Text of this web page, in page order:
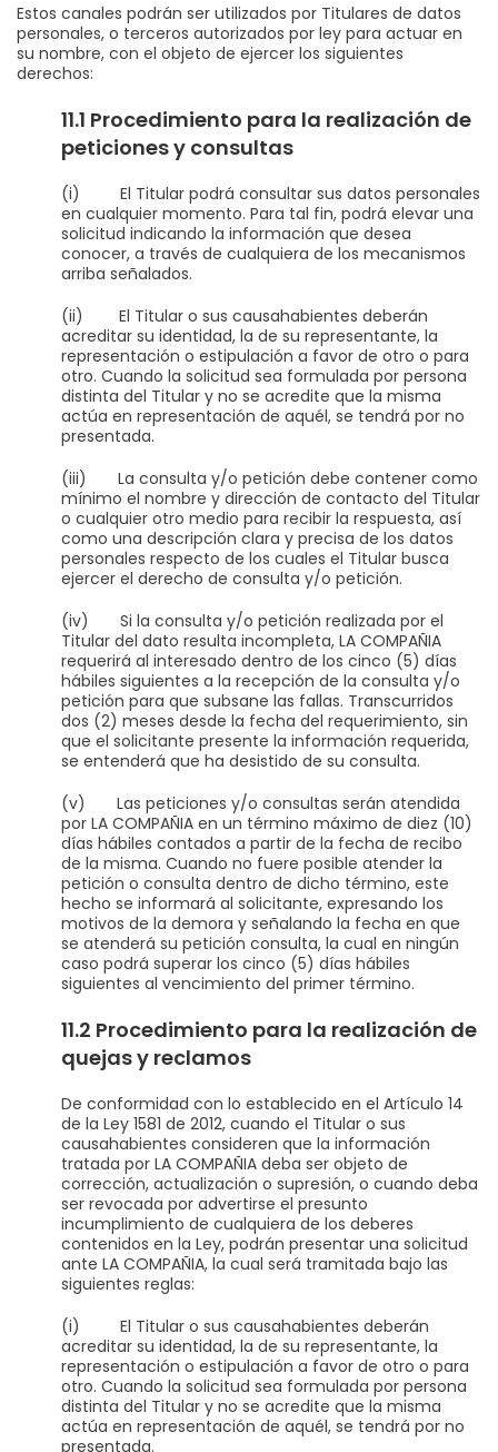
Estos canales podrán ser utilizados por Titulares de datos
personales, o terceros autorizados por ley para actuar en
su nombre, con el objeto de ejercer los siguientes
derechos:
11.1 Procedimiento para la realización de
peticiones y consultas
(i) El Titular podrá consultar sus datos personales
en cualquier momento. Para tal fin, podrá elevar una
solicitud indicando la información que desea
conocer, a través de cualquiera de los mecanismos
arriba señalados.
(ii) El Titular o sus causahabientes deberán
acreditar su identidad, la de su representante, la
representación o estipulación a favor de otro o para
otro. Cuando la solicitud sea formulada por persona
distinta del Titular y no se acredite que la misma
actúa en representación de aquél, se tendrá por no
presentada.
(iii) La consulta y/o petición debe contener como
mínimo el nombre y dirección de contacto del Titular
o cualquier otro medio para recibir la respuesta, así
como una descripción clara y precisa de los datos
personales respecto de los cuales el Titular busca
ejercer el derecho de consulta y/o petición.
(iv) Si la consulta y/o petición realizada por el
Titular del dato resulta incompleta, LA COMPAÑIA
requerirá al interesado dentro de los cinco (5) días
hábiles siguientes a la recepción de la consulta y/o
petición para que subsane las fallas. Transcurridos
dos (2) meses desde la fecha del requerimiento, sin
que el solicitante presente la información requerida,
se entenderá que ha desistido de su consulta.
(v) Las peticiones y/o consultas serán atendida
por LA COMPAÑIA en un término máximo de diez (10)
días hábiles contados a partir de la fecha de recibo
de la misma. Cuando no fuere posible atender la
petición o consulta dentro de dicho término, este
hecho se informará al solicitante, expresando los
motivos de la demora y señalando la fecha en que
se atenderá su petición consulta, la cual en ningún
caso podrá superar los cinco (5) días hábiles
siguientes al vencimiento del primer término.
11.2 Procedimiento para la realización de
quejas y reclamos
De conformidad con lo establecido en el Artículo 14
de la Ley 1581 de 2012, cuando el Titular o sus
causahabientes consideren que la información
tratada por LA COMPAÑIA deba ser objeto de
corrección, actualización o supresión, o cuando deba
ser revocada por advertirse el presunto
incumplimiento de cualquiera de los deberes
contenidos en la Ley, podrán presentar una solicitud
ante LA COMPAÑIA, la cual será tramitada bajo las
siguientes reglas:
(i) El Titular o sus causahabientes deberán
acreditar su identidad, la de su representante, la
representación o estipulación a favor de otro o para
otro. Cuando la solicitud sea formulada por persona
distinta del Titular y no se acredite que la misma
actúa en representación de aquél, se tendrá por no
presentada.